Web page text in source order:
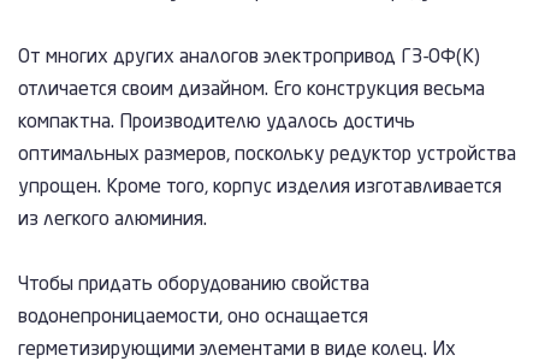
От многих других аналогов электропривод ГЗ-ОФ(К)
отличается своим дизайном. Его конструкция весьма
компактна. Производителю удалось достичь
оптимальных размеров, поскольку редуктор устройства
упрощен. Кроме того, корпус изделия изготавливается
из легкого алюминия.
Чтобы придать оборудованию свойства
водонепроницаемости, оно оснащается
герметизирующими элементами в виде колец. Их